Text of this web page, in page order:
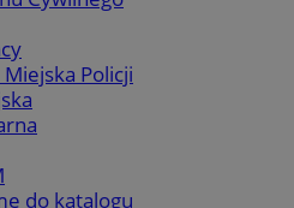
Policji
do katalogu